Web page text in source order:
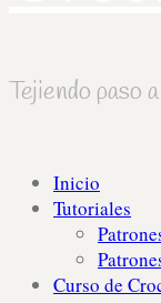
Tejiendo paso
Inicio
Tutoriales
Curso de